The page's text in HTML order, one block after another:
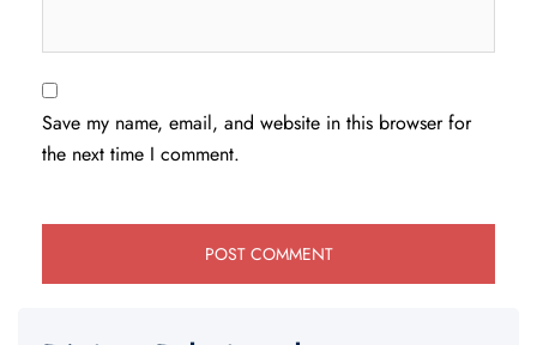
Save my name, email, and website in this browser for
the next time I comment.